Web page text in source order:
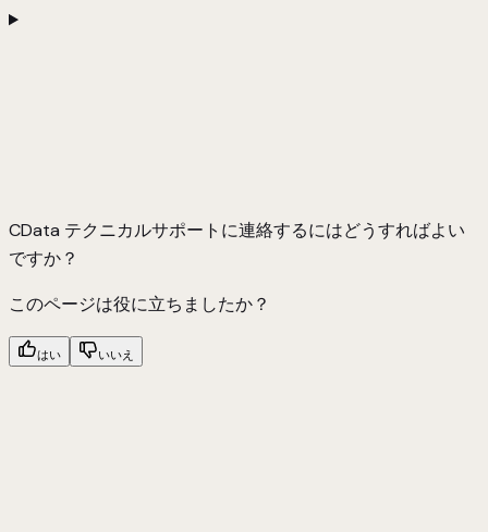
CData テクニカルサポートに連絡するにはどうすればよい
ですか？
このページは役に立ちましたか？
はい いいえ